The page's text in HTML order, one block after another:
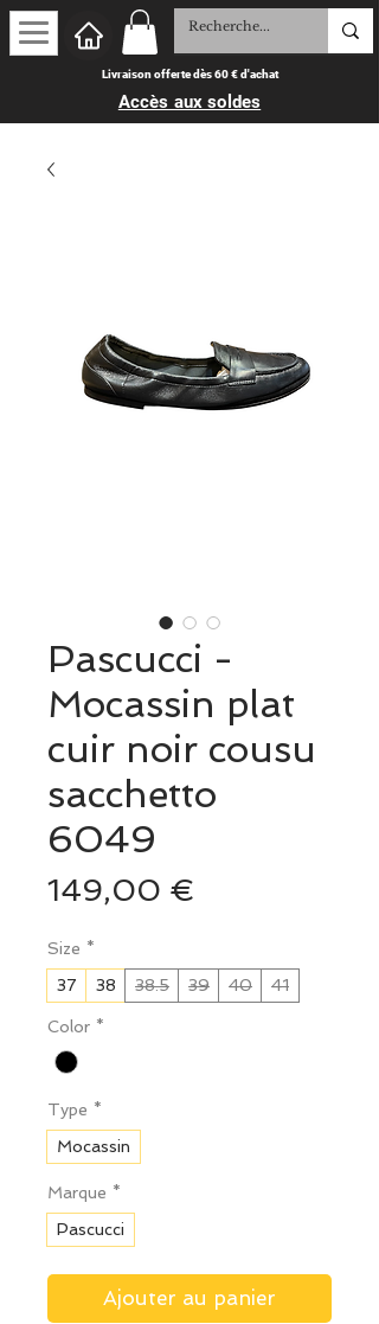
Livraison offerte dès 60 € d'achat
Accès aux soldes
Pascucci -
Mocassin plat
cuir noir cousu
sacchetto
6049
149,00 €
Size *
37
38 38.5 39 40 41
Color *
Type *
Mocassin
Marque *
Pascucci
Ajouter au panier